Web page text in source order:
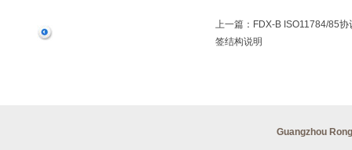
上一篇：FDX-B ISO11784/85协
签结构说明
Guangzhou